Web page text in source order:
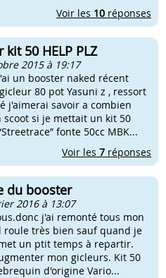
Voir les 10 réponses
kit 50 HELP PLZ
2015 à 19:17
un booster naked récent
80 pot Yasuni z , ressort
j'aimerai savoir a combien
scoot si je mettait un kit 50
fonte 50cc MBK...
Voir les 7 réponses
du booster
2016 à 13:07
j'ai remonté tous mon
roule très bien sauf quand je
un ptit temps à repartir.
mon gicleurs. Kit 50
d'origine Vario...